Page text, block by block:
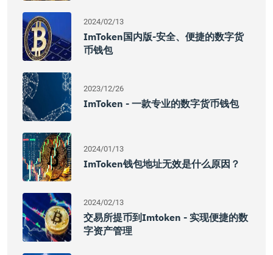
2024/02/13
ImToken国内版-安全、便捷的数字货
币钱包
2023/12/26
ImToken - 一款专业的数字货币钱包
2024/01/13
ImToken钱包地址无效是什么原因？
2024/02/13
交易所提币到Imtoken - 实现便捷的数
字资产管理